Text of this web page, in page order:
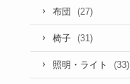
布団 (27)
椅子 (31)
照明・ライト (33)